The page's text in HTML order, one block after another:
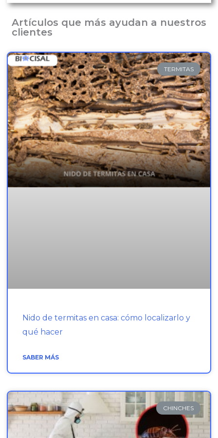
Artículos que más ayudan a nuestros
clientes
TERMITAS
Nido de termitas en casa: cómo localizarlo y
qué hacer
SABER MÁS
CHINCHES